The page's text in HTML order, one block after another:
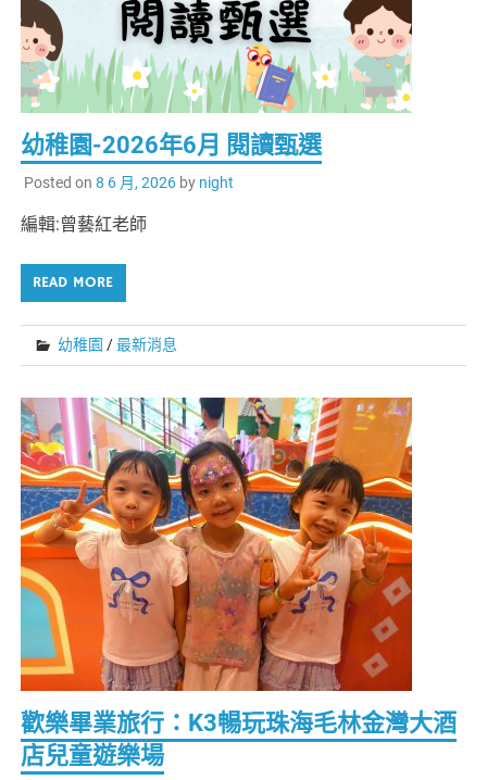
幼稚園-2026年6月 閱讀甄選
Posted on 8 6 月, 2026by night
編輯:曾藝紅老師
READ MORE
幼稚園 /最新消息
歡樂畢業旅行：K3暢玩珠海毛林金灣大酒
店兒童遊樂場